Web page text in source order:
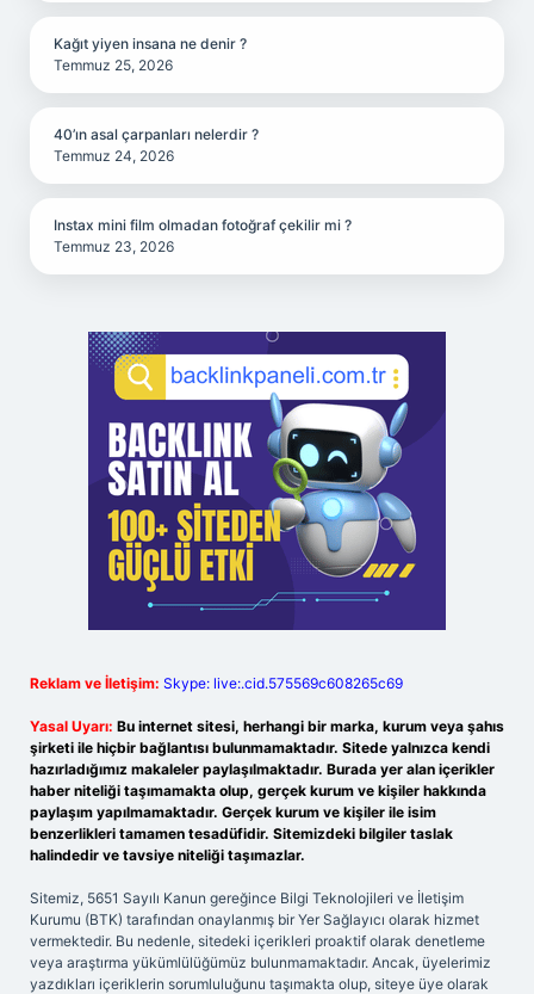
Kağıt yiyen insana ne denir ?
Temmuz 25, 2026
40’ın asal çarpanları nelerdir ?
Temmuz 24, 2026
Instax mini film olmadan fotoğraf çekilir mi ?
Temmuz 23, 2026
Reklam ve İletişim: Skype: live:.cid.575569c608265c69
Yasal Uyarı: Bu internet sitesi, herhangi bir marka, kurum veya şahıs
şirketi ile hiçbir bağlantısı bulunmamaktadır. Sitede yalnızca kendi
hazırladığımız makaleler paylaşılmaktadır. Burada yer alan içerikler
haber niteliği taşımamakta olup, gerçek kurum ve kişiler hakkında
paylaşım yapılmamaktadır. Gerçek kurum ve kişiler ile isim
benzerlikleri tamamen tesadüfidir. Sitemizdeki bilgiler taslak
halindedir ve tavsiye niteliği taşımazlar.
Sitemiz, 5651 Sayılı Kanun gereğince Bilgi Teknolojileri ve İletişim
Kurumu (BTK) tarafından onaylanmış bir Yer Sağlayıcı olarak hizmet
vermektedir. Bu nedenle, sitedeki içerikleri proaktif olarak denetleme
veya araştırma yükümlülüğümüz bulunmamaktadır. Ancak, üyelerimiz
yazdıkları içeriklerin sorumluluğunu taşımakta olup, siteye üye olarak